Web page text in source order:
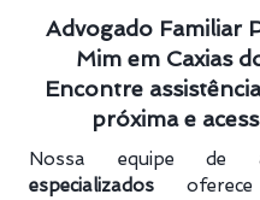
Advogado Familiar
Mim em Caxias
Encontre
próxima e
Nossa equipe de
especializados oferece